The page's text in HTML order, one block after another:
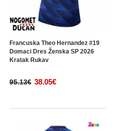
Francuska Theo Hernandez #19
Domaci Dres Ženska SP 2026
Kratak Rukav
95.13€ 38.05€